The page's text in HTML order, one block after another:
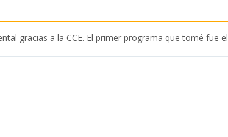
gracias a la CCE. El primer programa que tomé fue